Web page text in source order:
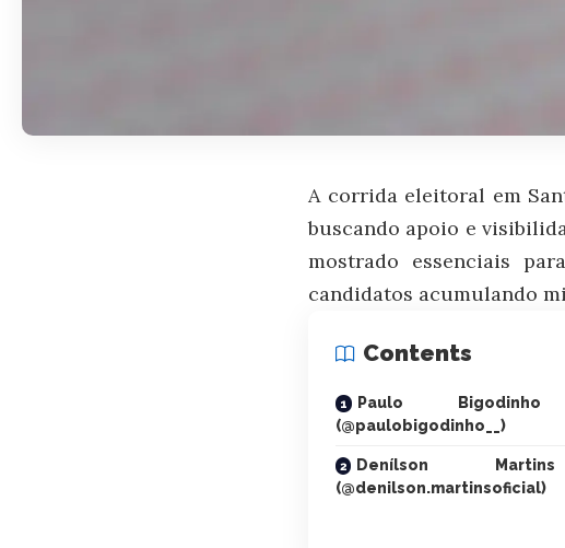
A corrida eleitoral em
buscando apoio e
mostrado essenciais
candidatos acumulando
Contents
Paulo
(@paulobigodinho__)
Denílson
(@denilson.martinsoficial)